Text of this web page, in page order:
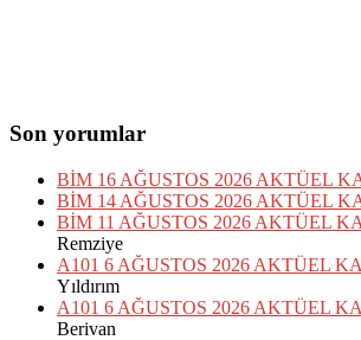
Son yorumlar
BİM 16 AĞUSTOS 2026 AKTÜEL
BİM 14 AĞUSTOS 2026 AKTÜEL
BİM 11 AĞUSTOS 2026 AKTÜEL
Remziye
A101 6 AĞUSTOS 2026 AKTÜEL
Yıldırım
A101 6 AĞUSTOS 2026 AKTÜEL
Berivan